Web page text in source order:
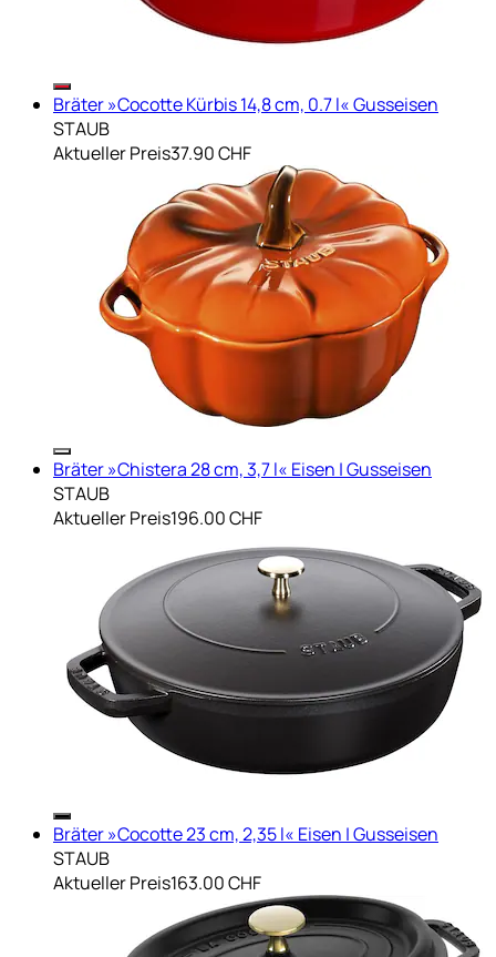
Bräter »Cocotte Kürbis 14,8 cm, 0.7 l« Gusseisen
STAUB
Aktueller Preis37.90 CHF
Bräter »Chistera 28 cm, 3,7 l« Eisen | Gusseisen
STAUB
Aktueller Preis196.00 CHF
Bräter »Cocotte 23 cm, 2,35 l« Eisen | Gusseisen
STAUB
Aktueller Preis163.00 CHF